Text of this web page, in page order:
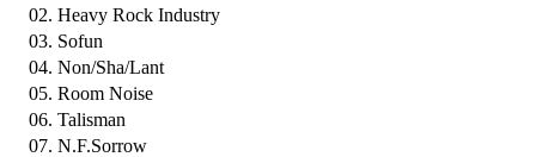
02. Heavy Rock Industry
03. Sofun
04. Non/Sha/Lant
05. Room Noise
06. Talisman
07. N.F.Sorrow